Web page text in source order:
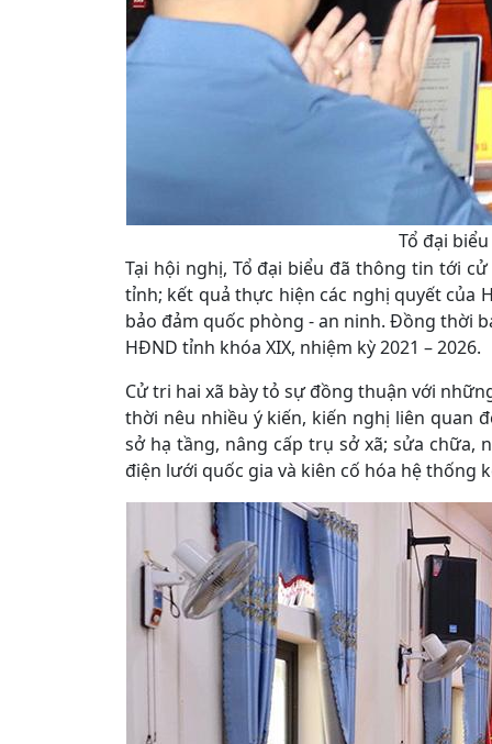
Tổ đại
Tại hội nghị, Tổ đại biểu đã thông tin tới
tỉnh; kết quả thực hiện các nghị quyết của
bảo đảm quốc phòng - an ninh. Đồng thời
HĐND tỉnh khóa XIX, nhiệm kỳ 2021 – 2026.
Cử tri hai xã bày tỏ sự đồng thuận với
thời nêu nhiều ý kiến, kiến nghị liên quan
sở hạ tầng, nâng cấp trụ sở xã; sửa
điện lưới quốc gia và kiên cố hóa hệ thống